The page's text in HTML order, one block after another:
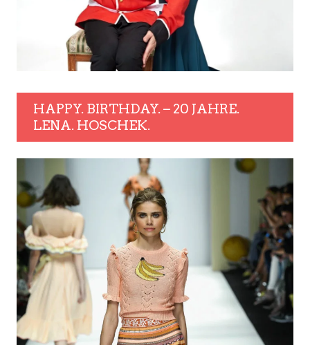
HAPPY. BIRTHDAY. – 20 JAHRE.
LENA. HOSCHEK.